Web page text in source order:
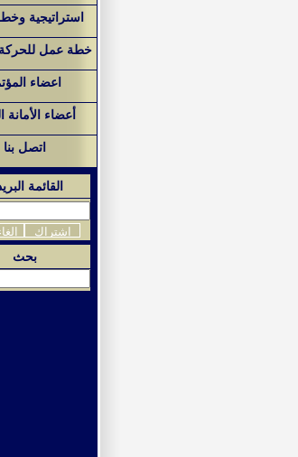
استراتيجية
خطة عمل للحركة
اعضاء
أعضاء الأمانة
اتصل بنا
القائمة
بحث